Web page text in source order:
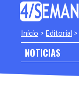
Inicio > Editorial >
NOTICIAS